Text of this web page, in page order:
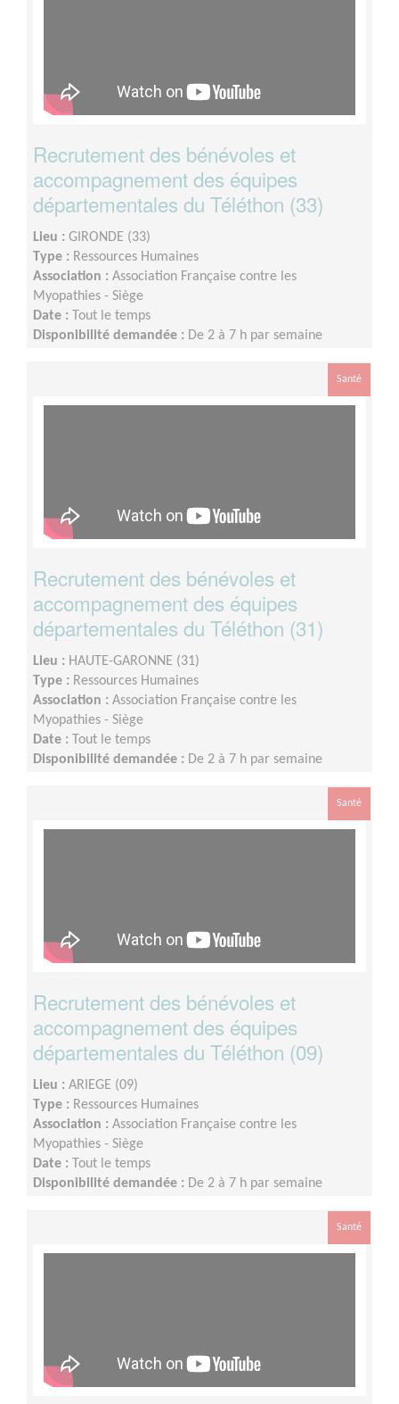
Recrutement des bénévoles et
accompagnement des équipes
départementales du Téléthon (33)
Lieu : GIRONDE (33)
Type : Ressources Humaines
Association : Association Française contre les
Myopathies - Siège
Date :
Tout le temps
Disponibilité demandée : De 2 à 7 h par semaine
Santé
Recrutement des bénévoles et
accompagnement des équipes
départementales du Téléthon (31)
Lieu : HAUTE-GARONNE (31)
Type : Ressources Humaines
Association : Association Française contre les
Myopathies - Siège
Date :
Tout le temps
Disponibilité demandée : De 2 à 7 h par semaine
Santé
Recrutement des bénévoles et
accompagnement des équipes
départementales du Téléthon (09)
Lieu : ARIEGE (09)
Type : Ressources Humaines
Association : Association Française contre les
Myopathies - Siège
Date :
Tout le temps
Disponibilité demandée : De 2 à 7 h par semaine
Santé